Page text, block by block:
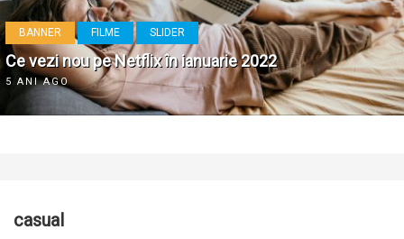
BANNER FILME SLIDER
Ce vezi nou pe Netflix în ianuarie 2022
5 ANI AGO
casual